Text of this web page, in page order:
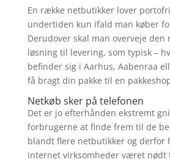
En række netbutikker lover
undertiden kun ifald man køber
Derudover skal man overveje den
løsning til levering, som typisk –
befinder sig i Aarhus, Aabenraa
få bragt din pakke til en
Netkøb sker på telefonen
Det er jo efterhånden ekstremt
forbrugerne at finde frem til de
blandt flere netbutikker og derfor
internet virksomheder været nødt